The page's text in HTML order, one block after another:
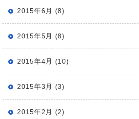
2015年6月 (8)
2015年5月 (8)
2015年4月 (10)
2015年3月 (3)
2015年2月 (2)